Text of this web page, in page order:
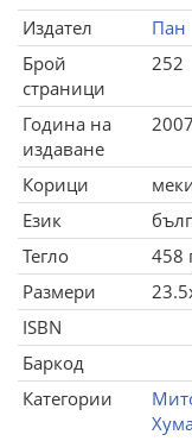
Издател
Пан
Брой
страници
252
Година на
издаване
2007
Корици
Език
Тегло
458
Размери
ISBN
Баркод
Категории